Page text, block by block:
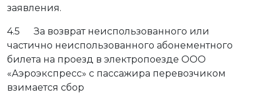
заявления.
4.5 За возврат неиспользованного или
частично неиспользованного абонементного
билета на проезд в электропоезде ООО
«Аэроэкспресс» с пассажира перевозчиком
взимается сбор